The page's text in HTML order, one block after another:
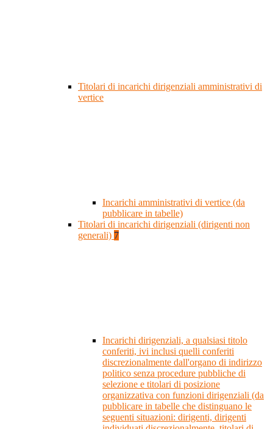
Titolari di incarichi dirigenziali amministrativi di
vertice
Incarichi amministrativi di vertice (da
pubblicare in tabelle)
Titolari di incarichi dirigenziali (dirigenti non
generali) 7
Incarichi dirigenziali, a qualsiasi titolo
conferiti, ivi inclusi quelli conferiti
discrezionalmente dall'organo di indirizzo
politico senza procedure pubbliche di
selezione e titolari di posizione
organizzativa con funzioni dirigenziali (da
pubblicare in tabelle che distinguano le
seguenti situazioni: dirigenti, dirigenti